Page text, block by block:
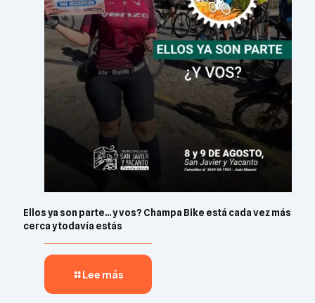
Ellos ya son parte… y vos? Champa Bike está cada vez más
cerca y todavía estás
Lee más